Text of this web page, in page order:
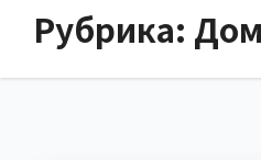
Рубрика: Дом